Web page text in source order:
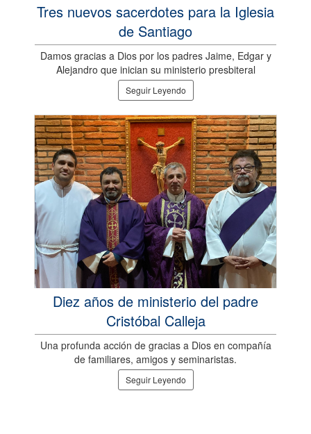
Tres nuevos sacerdotes para la Iglesia
de Santiago
Damos gracias a Dios por los padres Jaime, Edgar y
Alejandro que inician su ministerio presbiteral
Seguir Leyendo
Diez años de ministerio del padre
Cristóbal Calleja
Una profunda acción de gracias a Dios en compañía
de familiares, amigos y seminaristas.
Seguir Leyendo